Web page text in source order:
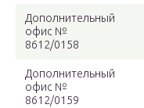
Дополнительный
офис №
8612/0158
Дополнительный
офис №
8612/0159